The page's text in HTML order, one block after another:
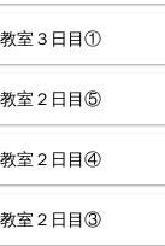
教室３日目①
教室２日目⑤
教室２日目④
教室２日目③